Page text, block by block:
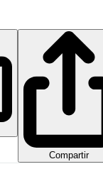
Compartir